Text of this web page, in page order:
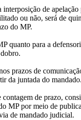
interposição de apelação
ou não, será de
do MP.
quanto para a
prazos de
da juntada do mandado.
contagem de prazo,
MP por meio de
de mandado judicial.